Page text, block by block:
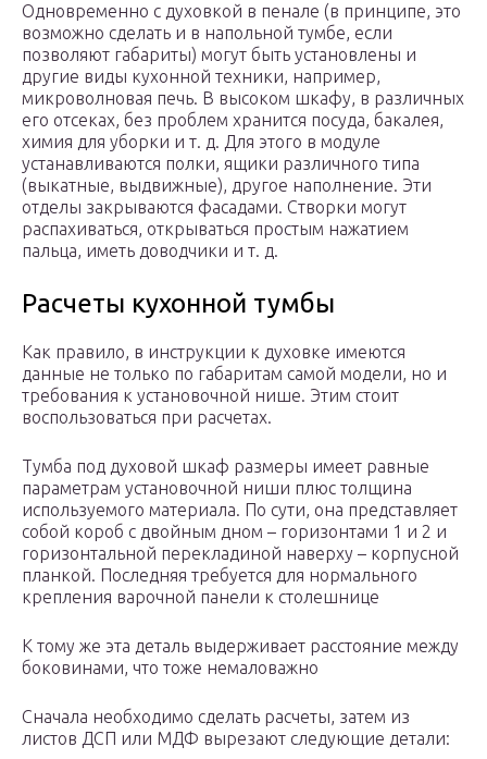
Одновременно с духовкой в пенале (в принципе, это
возможно сделать и в напольной тумбе, если
позволяют габариты) могут быть установлены и
другие виды кухонной техники, например,
микроволновая печь. В высоком шкафу, в различных
его отсеках, без проблем хранится посуда, бакалея,
химия для уборки и т. д. Для этого в модуле
устанавливаются полки, ящики различного типа
(выкатные, выдвижные), другое наполнение. Эти
отделы закрываются фасадами. Створки могут
распахиваться, открываться простым нажатием
пальца, иметь доводчики и т. д.
Расчеты кухонной тумбы
Как правило, в инструкции к духовке имеются
данные не только по габаритам самой модели, но и
требования к установочной нише. Этим стоит
воспользоваться при расчетах.
Тумба под духовой шкаф размеры имеет равные
параметрам установочной ниши плюс толщина
используемого материала. По сути, она представляет
собой короб с двойным дном – горизонтами 1 и 2 и
горизонтальной перекладиной наверху – корпусной
планкой. Последняя требуется для нормального
крепления варочной панели к столешнице
К тому же эта деталь выдерживает расстояние между
боковинами, что тоже немаловажно
Сначала необходимо сделать расчеты, затем из
листов ДСП или МДФ вырезают следующие детали: